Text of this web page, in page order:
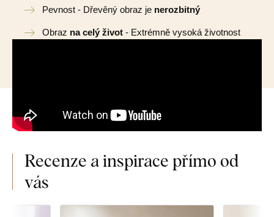
Pevnost - Dřevěný obraz je nerozbitný
Obraz na celý život - Extrémně vysoká životnost
Recenze a inspirace přímo od
vás